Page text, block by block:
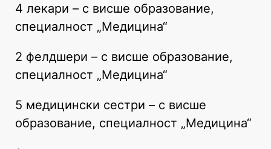
4 лекари – с висше образование,
специалност „Медицина“
2 фелдшери – с висше образование,
специалност „Медицина“
5 медицински сестри – с висше
образование, специалност „Медицина“